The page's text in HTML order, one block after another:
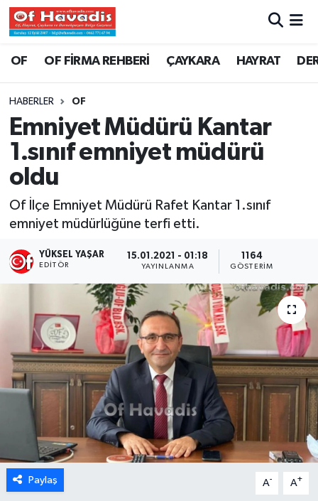
OF OF FİRMA REHBERİ ÇAYKARA HAYRAT
HABERLER OF
Emniyet Müdürü Kantar
1.sınıf emniyet müdürü
oldu
Of İlçe Emniyet Müdürü Rafet Kantar 1.sınıf
emniyet müdürlüğüne terfi etti.
YÜKSEL YAŞAR
EDITÖR
15.01.2021 - 01:18
YAYINLANMA
1164
GÖSTERIM
Paylaş A- A+
Trabzon Nöbetçi Eczaneler
Trabzon Namaz Vakitleri
Trabzon Trafik Yoğunluk Haritası
Süper Lig Puan Durumu ve Fikstür
Tüm Manşetler
Son Dakika Haberleri
Haber Arşivi